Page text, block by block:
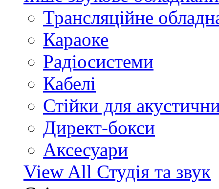
Трансляційне
Караоке
Радіосистеми
Кабелі
Стійки для
Директ-бокси
Аксесуари
View All Студія та звук